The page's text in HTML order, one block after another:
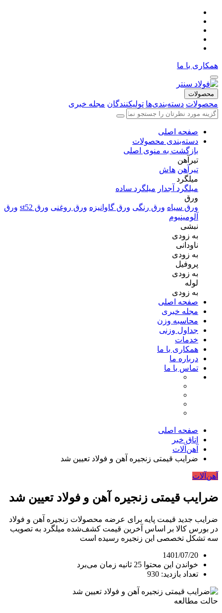
همکاری با ما
محصولات
محصولات دسته‌بندی‌ها تولیکنندگان مجله خبری
صفحه اصلی
دسته‌بندی محصولات
بازگشت به منوی اصلی
تیرآهن
تیرآهن هاش
میلگرد
میلگرد آجدار میلگرد ساده
ورق
ورق سیاه ورق رنگی ورق گاوانیزه ورق روغنی ورق st52
ورق
آلومینیوم
نبشی
به زودی
ناودانی
به زودی
پروفیل
به زودی
لوله
به زودی
صفحه اصلی
مجله خبری
محاسبه وزن
جداول وزنی
خدمات
همکاری با ما
درباره ما
تماس با ما
صفحه اصلی
اتاق خبر
آهن‌آلات
ضرایب قیمتی زنجیره آهن و فولاد تعیین شد
آهن‌آلات
ضرایب قیمتی زنجیره آهن و فولاد تعیین شد
ضرایب جدید قیمت پایه برای عرضه محصولات زنجیره آهن و فولاد
در بورس کالا بر اساس آخرین قیمت کشف‌شده میلگرد به تصویب
سه تشکل تخصصی این زنجیره رسیده است
1401/07/20
خواندن این محتوا 25 ثانیه زمان می‌برد
تعداد بازدید: 930
حالت مطالعه